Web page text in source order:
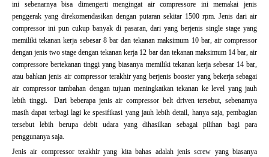
ini sebenarnya bisa dimengerti mengingat air compressore ini memakai jenis
penggerak yang direkomendasikan dengan putaran sekitar 1500 rpm. Jenis dari air
compressor ini pun cukup banyak di pasaran, dari yang berjenis single stage yang
memiliki tekanan kerja sebesar 8 bar dan tekanan maksimum 10 bar, air compressor
dengan jenis two stage dengan tekanan kerja 12 bar dan tekanan maksimum 14 bar, air
compressore bertekanan tinggi yang biasanya memiliki tekanan kerja sebesar 14 bar,
atau bahkan jenis air compressor terakhir yang berjenis booster yang bekerja sebagai
air compressor tambahan dengan tujuan meningkatkan tekanan ke level yang jauh
lebih tinggi. Dari beberapa jenis air compressor belt driven tersebut, sebenarnya
masih dapat terbagi lagi ke spesifikasi yang jauh lebih detail, hanya saja, pembagian
tersebut lebih berupa debit udara yang dihasilkan sebagai pilihan bagi para
penggunanya saja.
Jenis air compressor terakhir yang kita bahas adalah jenis screw yang biasanya